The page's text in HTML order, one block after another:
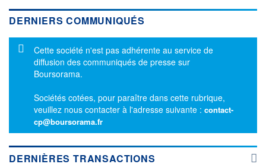
DERNIERS COMMUNIQUÉS
Message d'information
Cette société n'est pas adhérente au service de
diffusion des communiqués de presse sur
Boursorama.
Sociétés cotées, pour paraître dans cette rubrique,
veuillez nous contacter à l'adresse suivante : contact-
cp@boursorama.fr
DERNIÈRES TRANSACTIONS